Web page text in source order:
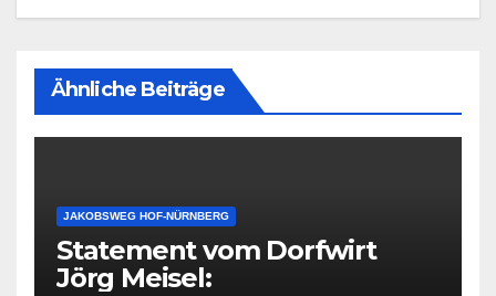
Ähnliche Beiträge
JAKOBSWEG HOF-NÜRNBERG
Statement vom Dorfwirt
Jörg Meisel: